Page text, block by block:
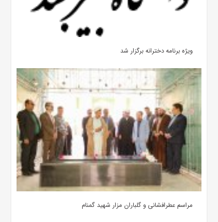
ویژه برنامه دخترانه برگزار شد
مراسم عطرافشانی و گلباران مزار شهید گمنام